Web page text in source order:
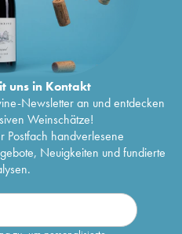
uns in Kontakt
Newsletter an und entdecken
Weinschätze!
Postfach handverlesene
Neuigkeiten und fundierte